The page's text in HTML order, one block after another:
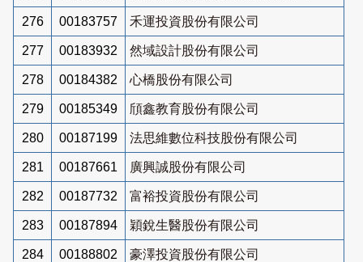
276 00183757 禾運投資股份有限公司
277 00183932 然域設計股份有限公司
278 00184382 心橋股份有限公司
279 00185349 頎鑫教育股份有限公司
280 00187199 法思維數位科技股份有限公司
281 00187661 廣興誠股份有限公司
282 00187732 富裕投資股份有限公司
283 00187894 穎銳生醫股份有限公司
284 00188802 豪澤投資股份有限公司